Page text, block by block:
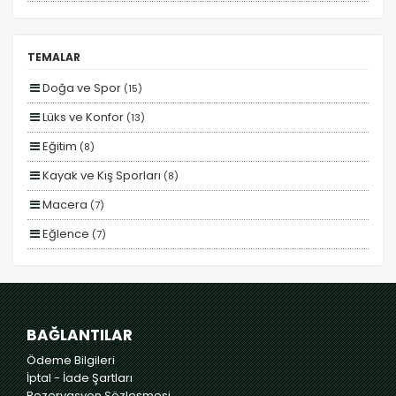
Planlanan
Otobüs Ile
Uçak Ile
Ekstralar Dahil
TEMALAR
Doğa ve Spor (15)
Lüks ve Konfor (13)
Eğitim (8)
Kayak ve Kış Sporları (8)
Macera (7)
Eğlence (7)
Romantizm ve Balayı(7)
Deniz(7)
Otel ve Konaklama(7)
BAĞLANTILAR
Ödeme Bilgileri
İptal - İade Şartları